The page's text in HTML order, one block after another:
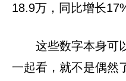
18.9万，同比增长
这些数字本身可
一起看，就不是偶然